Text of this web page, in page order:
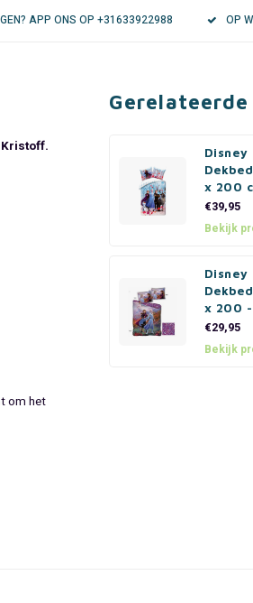
APP ONS OP +31633922988 OP
Kristoff.
om het
Disney
x 200
€39,95
Bekijk
Disney
x 200
€29,95
Bekijk